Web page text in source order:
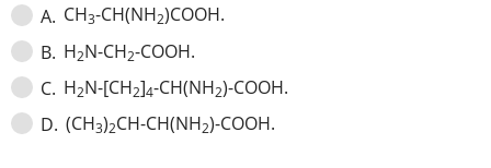
A. CH3-CH(NH2)COOH.
B. H2N-CH2-COOH.
C. H2N-[CH2]4-CH(NH2)-COOH.
D. (CH3)2CH-CH(NH2)-COOH.